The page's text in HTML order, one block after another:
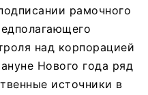
рамочного
над корпорацией
Нового года ряд
источники в